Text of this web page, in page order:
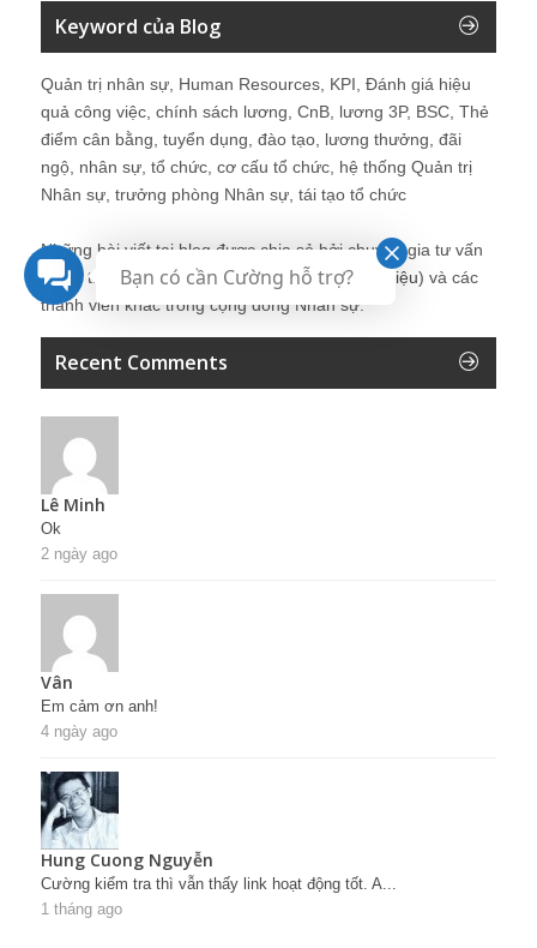
Keyword của Blog
Quản trị nhân sự, Human Resources, KPI, Đánh giá hiệu
quả công việc, chính sách lương, CnB, lương 3P, BSC, Thẻ
điểm cân bằng, tuyển dụng, đào tạo, lương thưởng, đãi
ngộ, nhân sự, tổ chức, cơ cấu tổ chức, hệ thống Quản trị
Nhân sự, trưởng phòng Nhân sự, tái tạo tổ chức
Những bài viết tại blog được chia sẻ bởi chuyên gia tư vấn
Quản trị Nhân sự Nguyễn Hùng Cường (giới thiệu) và các
thành viên khác trong cộng đồng Nhân sự.
Recent Comments
Lê Minh
Ok
2 ngày ago
Vân
Em cảm ơn anh!
4 ngày ago
Hung Cuong Nguyễn
Cường kiểm tra thì vẫn thấy link hoạt động tốt. A...
1 tháng ago
Bạn có cần Cường hỗ trợ?